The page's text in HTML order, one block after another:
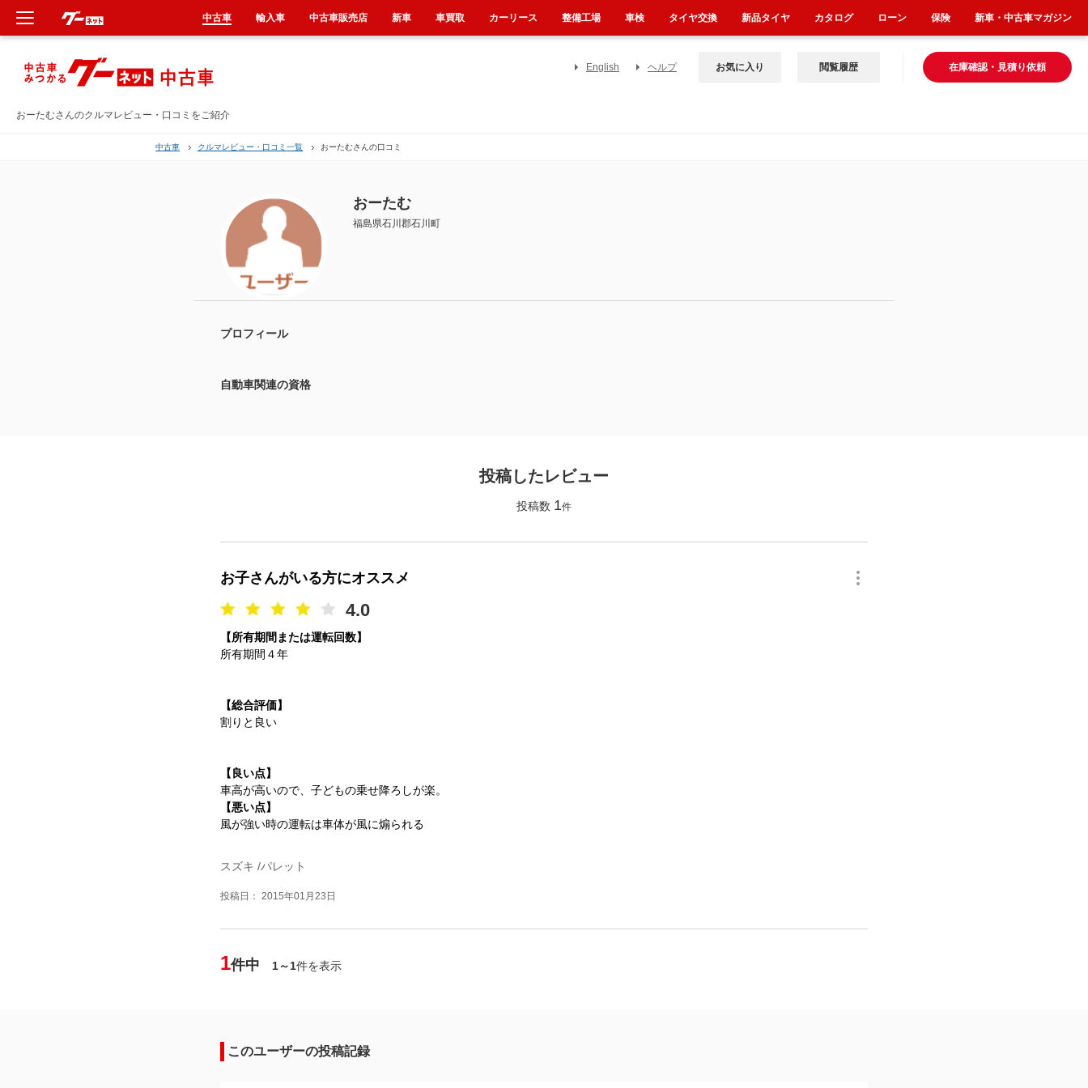
おーたむさんのクルマレビュー・口コミをご紹介
English ヘルプ 在庫確認・見積り依頼
お気に入り 閲覧履歴
中古車 クルマレビュー・口コミ一覧 おーたむさんの口コミ
おーたむ
福島県石川郡石川町
プロフィール
自動車関連の資格
投稿したレビュー
投稿数 1件
お子さんがいる方にオススメ
4.0
【所有期間または運転回数】
所有期間４年
【総合評価】
割りと良い
【良い点】
車高が高いので、子どもの乗せ降ろしが楽。
【悪い点】
風が強い時の運転は車体が風に煽られる
スズキ /パレット
投稿日： 2015年01月23日
1件中 1～1件を表示
このユーザーの投稿記録
中古車 輸入車 中古車販売店 新車 車買取 カーリース 整備工場 車検 タイヤ交換 新品タイヤ カタログ ローン 保険 新車・中古車マガジン
新車
中古車